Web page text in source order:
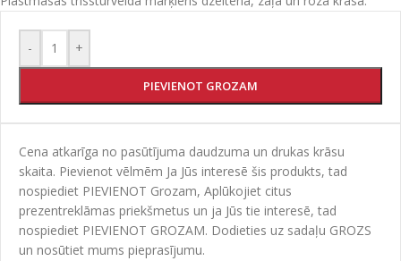
- +
PIEVIENOT GROZAM
Cena atkarīga no pasūtījuma daudzuma un drukas krāsu
skaita. Pievienot vēlmēm Ja Jūs interesē šis produkts, tad
nospiediet PIEVIENOT Grozam, Aplūkojiet citus
prezentreklāmas priekšmetus un ja Jūs tie interesē, tad
nospiediet PIEVIENOT GROZAM. Dodieties uz sadaļu GROZS
un nosūtiet mums pieprasījumu.